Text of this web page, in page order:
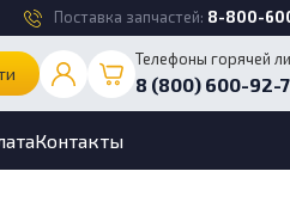
Поставка запчастей: 8-800-
Телефоны горячей
8 (800) 600-92-
Контакты